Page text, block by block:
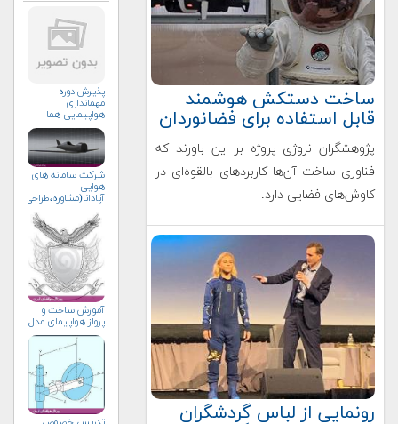
ساخت دستکش هوشمند
قابل استفاده برای فضانوردان
پژوهشگران نروژی پروژه بر این باورند که
فناوری ساخت آن‌ها کاربردهای بالقوه‌ای در
کاوش‌های فضایی دارد.
رونمایی از لباس گردشگران
پذیرش دوره
مهمانداری
هواپیمایی هما
شرکت سامانه های
هوایی
آموزش ساخت و
پرواز هواپیمای مدل